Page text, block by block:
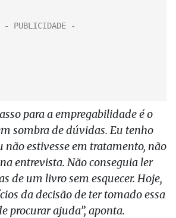
para a empregabilidade é o
sombra de dúvidas. Eu tenho
não estivesse em tratamento, não
entrevista. Não conseguia ler
de um livro sem esquecer. Hoje,
da decisão de ter tomado essa
procurar ajuda”, aponta.